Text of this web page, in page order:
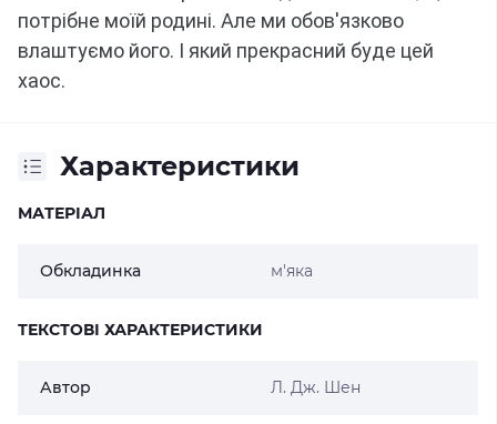
потрібне моїй родині. Але ми обов'язково
влаштуємо його. І який прекрасний буде цей
хаос.
Характеристики
МАТЕРІАЛ
Обкладинка м'яка
ТЕКСТОВІ ХАРАКТЕРИСТИКИ
Автор Л. Дж. Шен